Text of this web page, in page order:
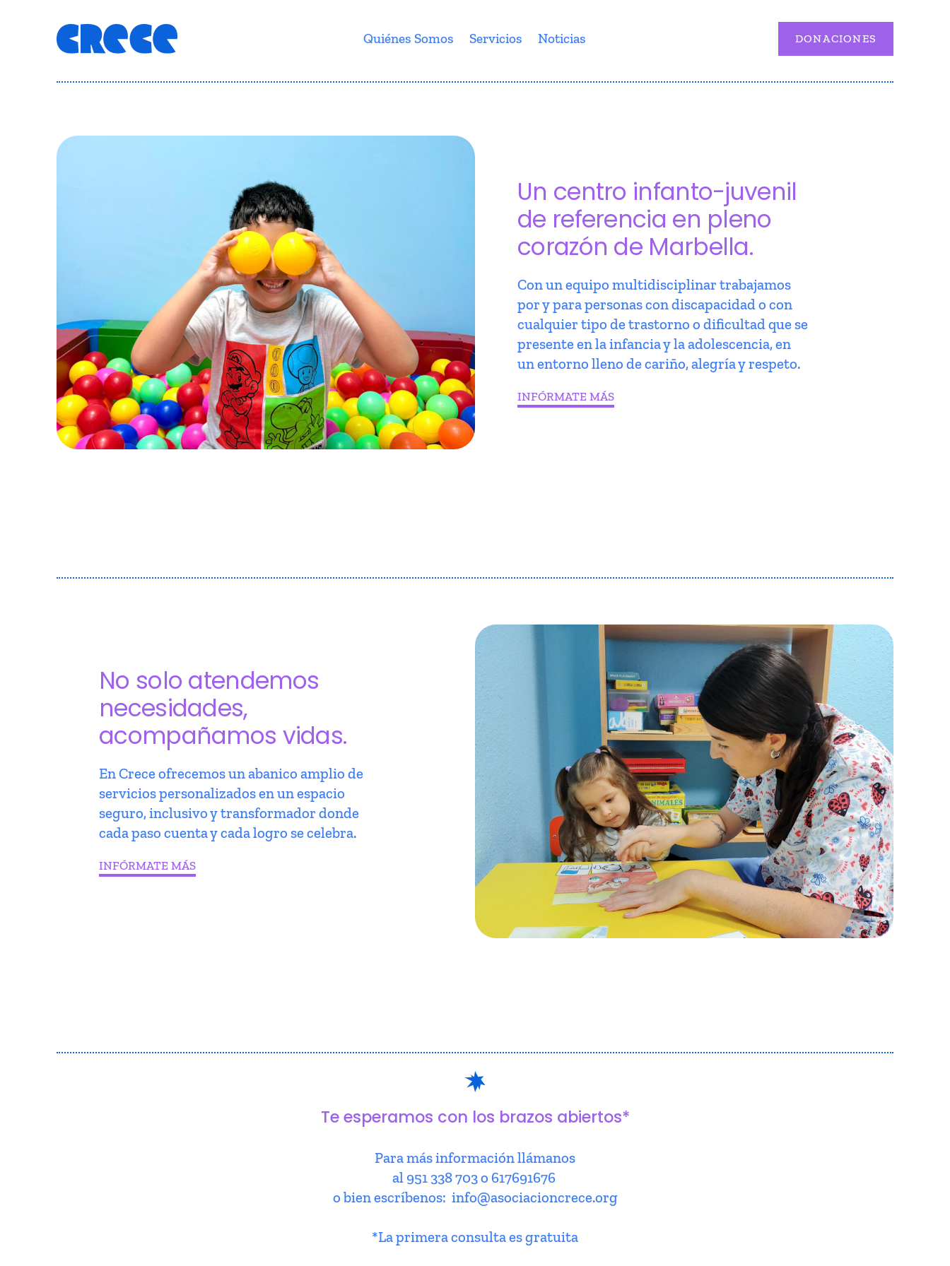
Quiénes Somos Servicios Noticias DONACIONES
Un centro infanto-juvenil
de referencia en pleno
corazón de Marbella.
Con un equipo multidisciplinar trabajamos
por y para personas con discapacidad o con
cualquier tipo de trastorno o dificultad que se
presente en la infancia y la adolescencia, en
un entorno lleno de cariño, alegría y respeto.
INFÓRMATE MÁS
No solo atendemos
necesidades,
acompañamos vidas.
En Crece ofrecemos un abanico amplio de
servicios personalizados en un espacio
seguro, inclusivo y transformador donde
cada paso cuenta y cada logro se celebra.
INFÓRMATE MÁS
Te esperamos con los brazos abiertos*
Para más información llámanos
al 951 338 703 o 617691676
o bien escríbenos: info@asociacioncrece.org
*La primera consulta es gratuita